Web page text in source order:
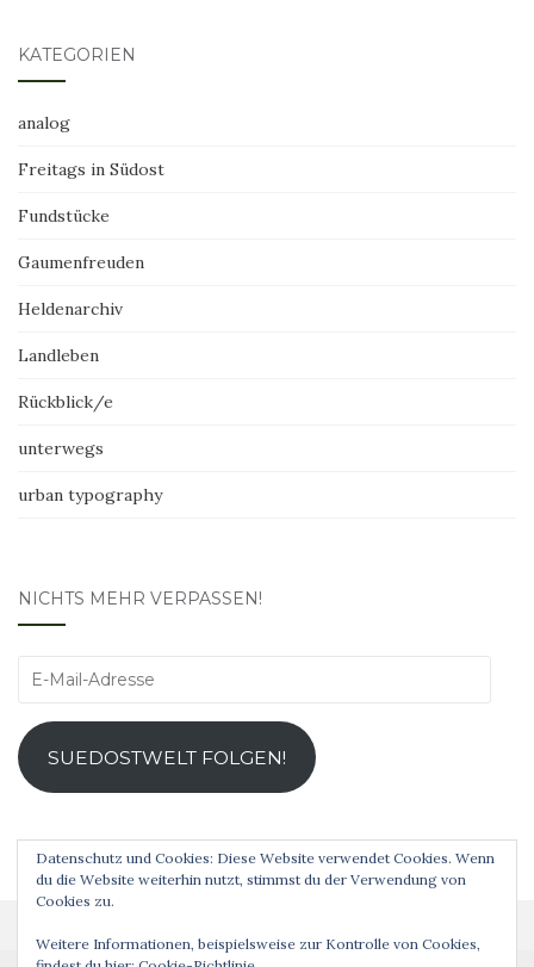
KATEGORIEN
analog
Freitags in Südost
Fundstücke
Gaumenfreuden
Heldenarchiv
Landleben
Rückblick/e
unterwegs
urban typography
NICHTS MEHR VERPASSEN!
E-
Adresse
SUEDOSTWELT FOLGEN!
Datenschutz und Cookies: Diese Website verwendet Cookies. Wenn
du die Website weiterhin nutzt, stimmst du der Verwendung von
Cookies zu.
Weitere Informationen, beispielsweise zur Kontrolle von Cookies,